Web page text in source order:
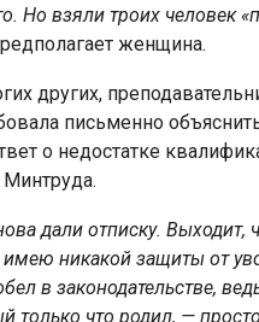
Но взяли троих человек
женщина.
других,
письменно
о недостатке
дали отписку. Выходит,
имею никакой защиты от
в законодательстве,
только что родил, —